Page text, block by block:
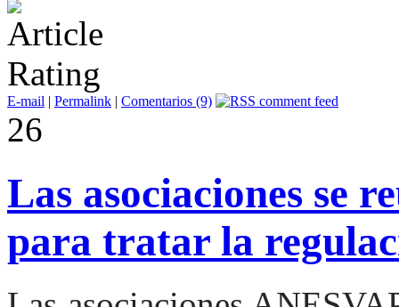
E-mail | Permalink | Comentarios (9)
26
Las asociaciones se
para tratar la